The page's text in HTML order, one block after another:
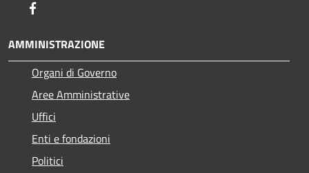
AMMINISTRAZIONE
Organi di Governo
Aree Amministrative
Uffici
Enti e fondazioni
Politici